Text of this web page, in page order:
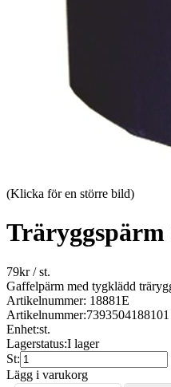
(Klicka för en större bild)
Träryggspärm
79kr/ st.
Gaffelpärm med tygklädd
Artikelnummer: 18881E
Artikelnummer:7393504188101
Enhet:st.
Lagerstatus:I lager
St:
Lägg i varukorg